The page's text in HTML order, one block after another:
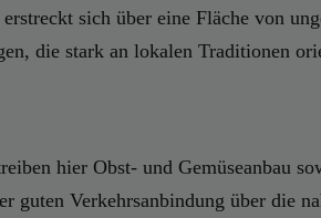
sich über eine Fläche von
die stark an lokalen Traditionen
hier Obst- und Gemüseanbau
Verkehrsanbindung über die